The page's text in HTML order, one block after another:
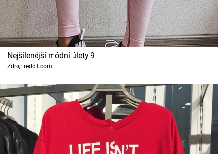
Nejšílenější módní úlety 9
Zdroj: reddit.com